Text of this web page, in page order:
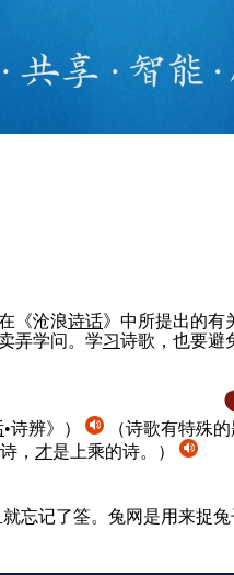
《沧浪诗话》中所提出的有
弄学问。学习诗歌，也要避
•诗辨》） （诗歌有特殊
， 才是上乘的诗。）
忘记了筌。兔网是用来捉